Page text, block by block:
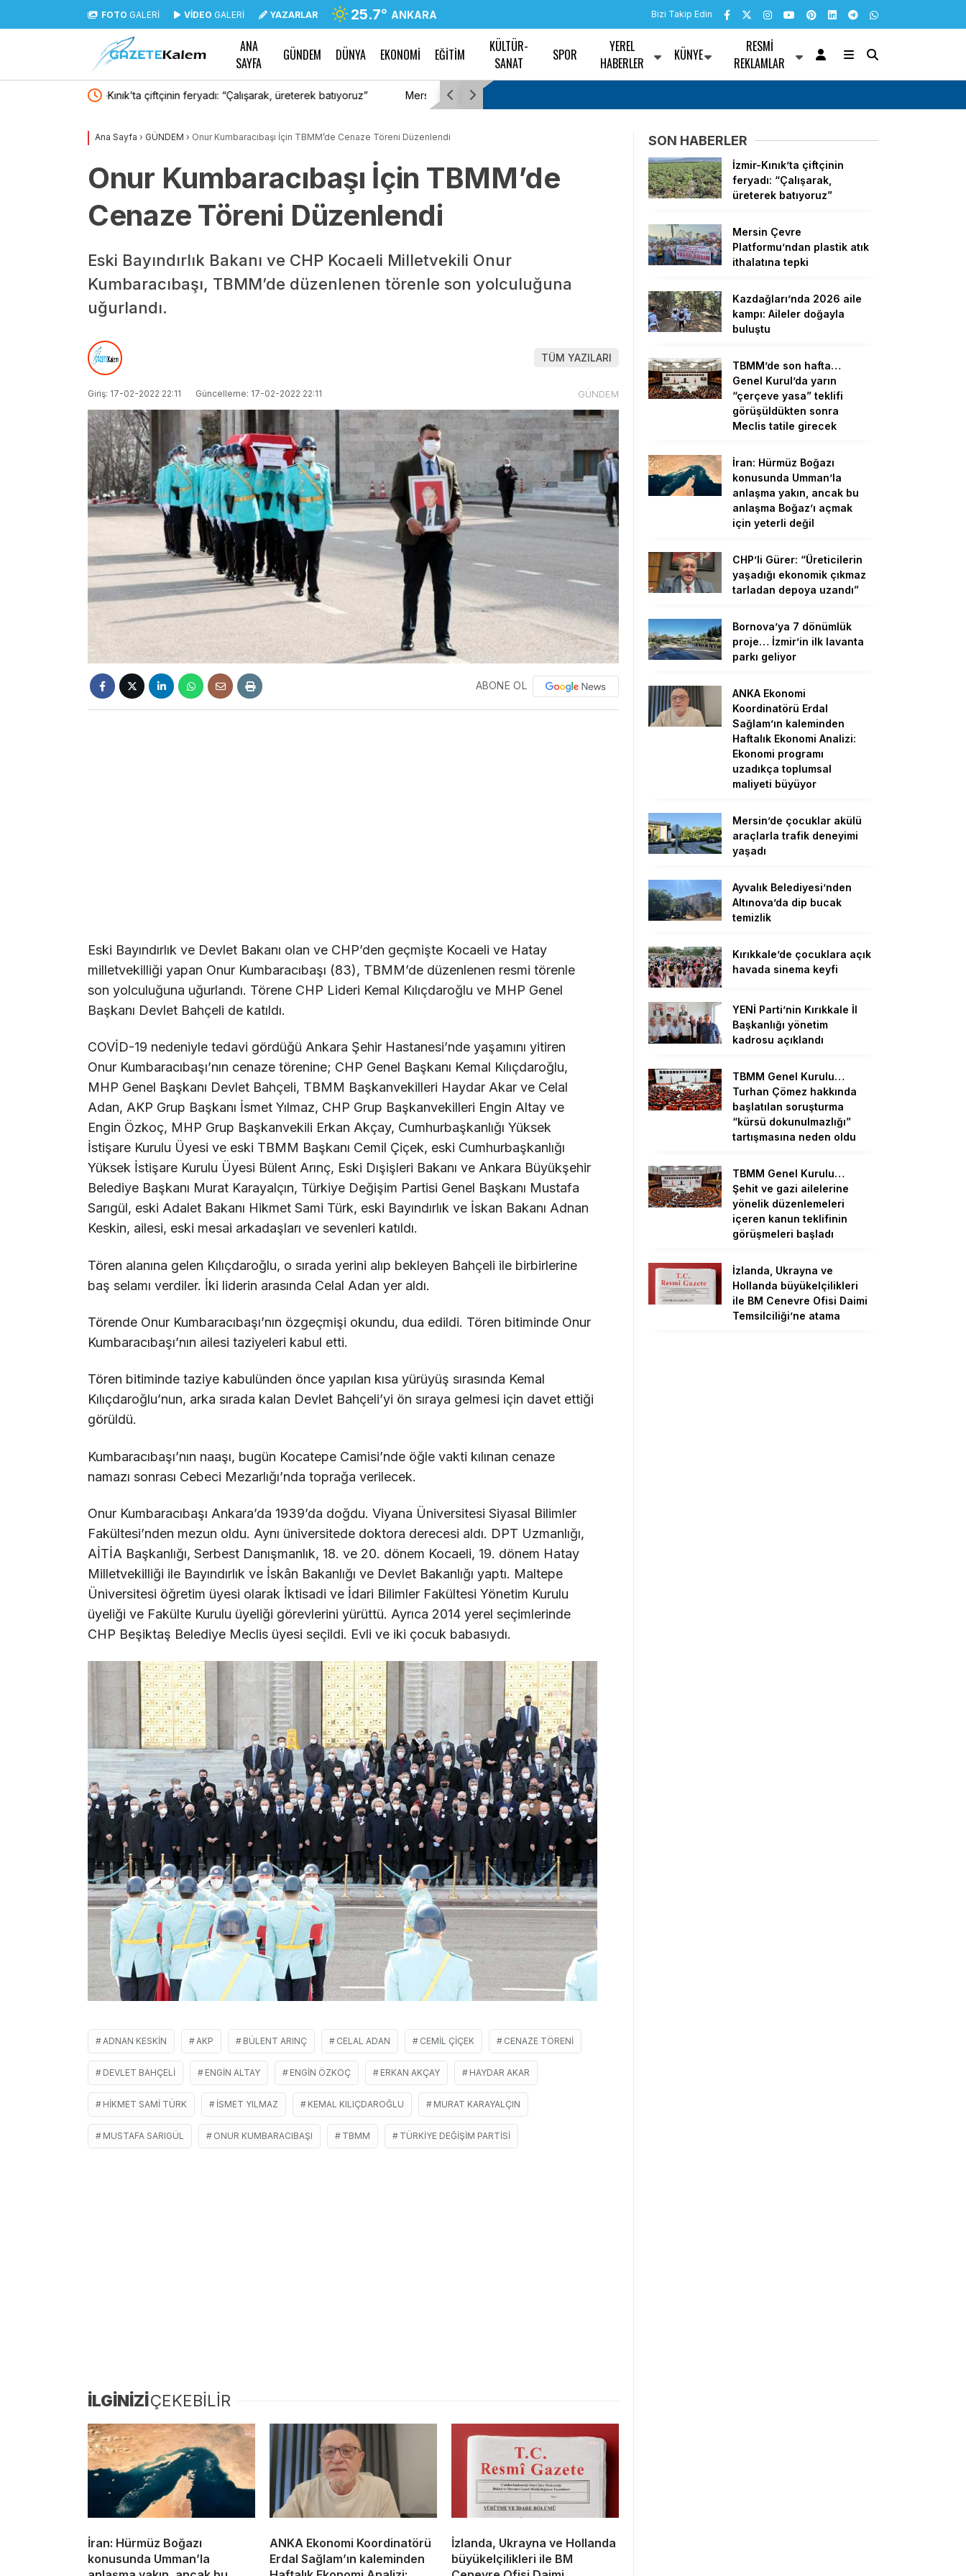
FOTO GALERİ VİDEO GALERİ YAZARLAR 25.7° ANKARA Bizi Takip Edin
ANA
SAYFA
GÜNDEM DÜNYA EKONOMİ EĞİTİM
KÜLTÜR-
SANAT
SPOR
YEREL
HABERLER
KÜNYE
RESMI
REKLAMLAR
Mersin Çevre Platformu’ndan plastik atık ithalatına tepki Kazdağları’nda 2026 aile kampı: Aileler doğayla buluştu
Ana Sayfa › GÜNDEM › Onur Kumbaracıbaşı İçin TBMM’de Cenaze Töreni Düzenlendi
Onur Kumbaracıbaşı İçin TBMM’de
Cenaze Töreni Düzenlendi
Eski Bayındırlık Bakanı ve CHP Kocaeli Milletvekili Onur
Kumbaracıbaşı, TBMM’de düzenlenen törenle son yolculuğuna
uğurlandı.
TÜM YAZILARI
Giriş: 17-02-2022 22:11 Güncelleme: 17-02-2022 22:11 GÜNDEM
ABONE OL
Eski Bayındırlık ve Devlet Bakanı olan ve CHP’den geçmişte Kocaeli ve Hatay
milletvekilliği yapan Onur Kumbaracıbaşı (83), TBMM’de düzenlenen resmi törenle
son yolculuğuna uğurlandı. Törene CHP Lideri Kemal Kılıçdaroğlu ve MHP Genel
Başkanı Devlet Bahçeli de katıldı.
COVİD-19 nedeniyle tedavi gördüğü Ankara Şehir Hastanesi’nde yaşamını yitiren
Onur Kumbaracıbaşı’nın cenaze törenine; CHP Genel Başkanı Kemal Kılıçdaroğlu,
MHP Genel Başkanı Devlet Bahçeli, TBMM Başkanvekilleri Haydar Akar ve Celal
Adan, AKP Grup Başkanı İsmet Yılmaz, CHP Grup Başkanvekilleri Engin Altay ve
Engin Özkoç, MHP Grup Başkanvekili Erkan Akçay, Cumhurbaşkanlığı Yüksek
İstişare Kurulu Üyesi ve eski TBMM Başkanı Cemil Çiçek, eski Cumhurbaşkanlığı
Yüksek İstişare Kurulu Üyesi Bülent Arınç, Eski Dışişleri Bakanı ve Ankara Büyükşehir
Belediye Başkanı Murat Karayalçın, Türkiye Değişim Partisi Genel Başkanı Mustafa
Sarıgül, eski Adalet Bakanı Hikmet Sami Türk, eski Bayındırlık ve İskan Bakanı Adnan
Keskin, ailesi, eski mesai arkadaşları ve sevenleri katıldı.
Tören alanına gelen Kılıçdaroğlu, o sırada yerini alıp bekleyen Bahçeli ile birbirlerine
baş selamı verdiler. İki liderin arasında Celal Adan yer aldı.
Törende Onur Kumbaracıbaşı’nın özgeçmişi okundu, dua edildi. Tören bitiminde Onur
Kumbaracıbaşı’nın ailesi taziyeleri kabul etti.
Tören bitiminde taziye kabulünden önce yapılan kısa yürüyüş sırasında Kemal
Kılıçdaroğlu’nun, arka sırada kalan Devlet Bahçeli’yi ön sıraya gelmesi için davet ettiği
görüldü.
Kumbaracıbaşı’nın naaşı, bugün Kocatepe Camisi’nde öğle vakti kılınan cenaze
namazı sonrası Cebeci Mezarlığı’nda toprağa verilecek.
Onur Kumbaracıbaşı Ankara’da 1939’da doğdu. Viyana Üniversitesi Siyasal Bilimler
Fakültesi’nden mezun oldu. Aynı üniversitede doktora derecesi aldı. DPT Uzmanlığı,
AİTİA Başkanlığı, Serbest Danışmanlık, 18. ve 20. dönem Kocaeli, 19. dönem Hatay
Milletvekilliği ile Bayındırlık ve İskân Bakanlığı ve Devlet Bakanlığı yaptı. Maltepe
Üniversitesi öğretim üyesi olarak İktisadi ve İdari Bilimler Fakültesi Yönetim Kurulu
üyeliği ve Fakülte Kurulu üyeliği görevlerini yürüttü. Ayrıca 2014 yerel seçimlerinde
CHP Beşiktaş Belediye Meclis üyesi seçildi. Evli ve iki çocuk babasıydı.
ADNAN KESKIN AKP BÜLENT ARINÇ CELAL ADAN CEMIL ÇIÇEK CENAZE TÖRENI
DEVLET BAHÇELI ENGIN ALTAY ENGIN ÖZKOÇ ERKAN AKÇAY HAYDAR AKAR
HIKMET SAMI TÜRK İSMET YILMAZ KEMAL KILIÇDAROĞLU MURAT KARAYALÇIN
MUSTAFA SARIGÜL ONUR KUMBARACIBAŞI TBMM TÜRKIYE DEĞIŞIM PARTISI
İLGİNİZİÇEKEBİLİR
İran: Hürmüz Boğazı
konusunda Umman’la
ANKA Ekonomi Koordinatörü
Erdal Sağlam’ın kaleminden
İzlanda, Ukrayna ve Hollanda
büyükelçilikleri ile BM
SON HABERLER
İzmir-Kınık’ta çiftçinin
feryadı: “Çalışarak,
üreterek batıyoruz”
Mersin Çevre
Platformu’ndan plastik atık
ithalatına tepki
Kazdağları’nda 2026 aile
kampı: Aileler doğayla
buluştu
TBMM’de son hafta…
Genel Kurul’da yarın
“çerçeve yasa” teklifi
görüşüldükten sonra
Meclis tatile girecek
İran: Hürmüz Boğazı
konusunda Umman’la
anlaşma yakın, ancak bu
anlaşma Boğaz’ı açmak
için yeterli değil
CHP’li Gürer: “Üreticilerin
yaşadığı ekonomik çıkmaz
tarladan depoya uzandı”
Bornova’ya 7 dönümlük
proje… İzmir’in ilk lavanta
parkı geliyor
ANKA Ekonomi
Koordinatörü Erdal
Sağlam’ın kaleminden
Haftalık Ekonomi Analizi:
Ekonomi programı
uzadıkça toplumsal
maliyeti büyüyor
Mersin’de çocuklar akülü
araçlarla trafik deneyimi
yaşadı
Ayvalık Belediyesi’nden
Altınova’da dip bucak
temizlik
Kırıkkale’de çocuklara açık
havada sinema keyfi
YENİ Parti’nin Kırıkkale İl
Başkanlığı yönetim
kadrosu açıklandı
TBMM Genel Kurulu…
Turhan Çömez hakkında
başlatılan soruşturma
“kürsü dokunulmazlığı”
tartışmasına neden oldu
TBMM Genel Kurulu…
Şehit ve gazi ailelerine
yönelik düzenlemeleri
içeren kanun teklifinin
görüşmeleri başladı
İzlanda, Ukrayna ve
Hollanda büyükelçilikleri
ile BM Cenevre Ofisi Daimi
Temsilciliği’ne atama